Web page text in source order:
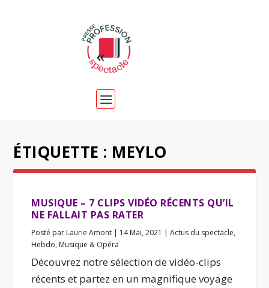
ÉTIQUETTE : MEYLO
MUSIQUE – 7 CLIPS VIDÉO RÉCENTS QU’IL
NE FALLAIT PAS RATER
Posté par Laurie Amont | 14 Mai, 2021 |Actus du spectacle,
Hebdo, Musique & Opéra
Découvrez notre sélection de vidéo-clips
récents et partez en un magnifique voyage